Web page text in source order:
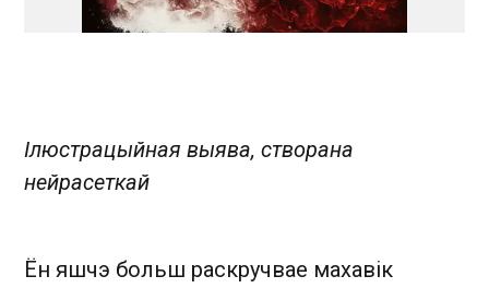
Ілюстрацыйная выява, створана
нейрасеткай
Ён яшчэ больш раскручвае махавік